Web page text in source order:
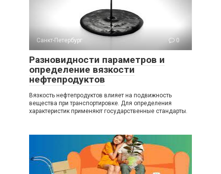
Санкт-Петербург 0
Разновидности параметров и
определение вязкости
нефтепродуктов
Вязкость нефтепродуктов влияет на подвижность
вещества при транспортировке. Для определения
характеристик применяют государственные стандарты.